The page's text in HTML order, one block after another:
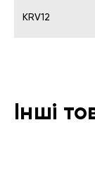
KRV12
Інші